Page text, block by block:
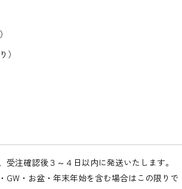
）
受注確認後３～４日以内に発送いたします。
GW・お盆・年末年始を含む場合はこの限りで